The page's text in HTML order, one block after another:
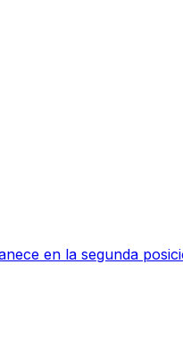
en la segunda